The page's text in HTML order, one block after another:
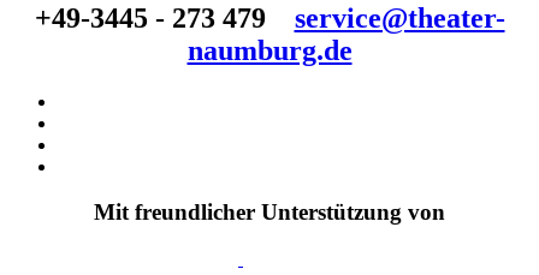
+49-3445 - 273 479
service@theater-
naumburg.de
Mit freundlicher Unterstützung von